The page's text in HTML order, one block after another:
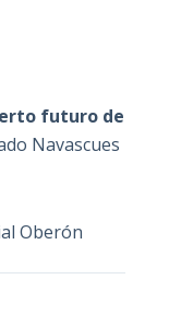
futuro de
Navascues
Oberón